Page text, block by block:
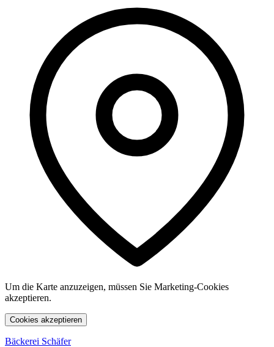
Um die Karte anzuzeigen, müssen Sie Marketing-Cookies
akzeptieren.
Cookies akzeptieren
Bäckerei Schäfer